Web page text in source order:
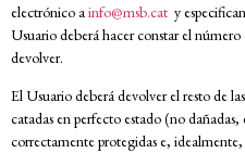
electrónico ainfo@msb.cat y
Usuario deberá hacer constar el
devolver.
El Usuario deberá devolver el resto de
catadas en perfecto estado (no
correctamente protegidas e,